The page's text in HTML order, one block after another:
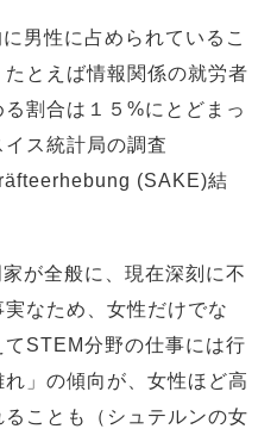
男性に占められているこ
とえば情報関係の就労者
割合は１５%にとどまっ
ス統計局の調査
(SAKE)結
が全般に、現在深刻に不
なため、女性だけでな
てSTEM分野の仕事には行
」の傾向が、女性ほど高
ことも（シュテルンの女